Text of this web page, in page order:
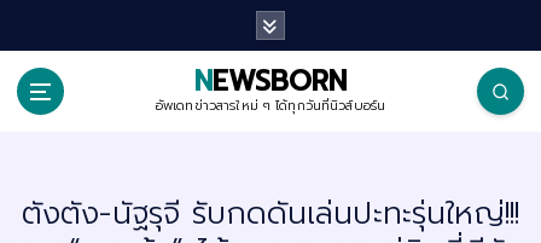
i
NEWSBORN
อัพเดทข่าวสารใหม่ ๆ ได้ทุกวันที่นิวส์บอร์น
ตังตัง-นัฐรุจี รับกดดันเล่นปะทะรุ่นใหญ่!!!